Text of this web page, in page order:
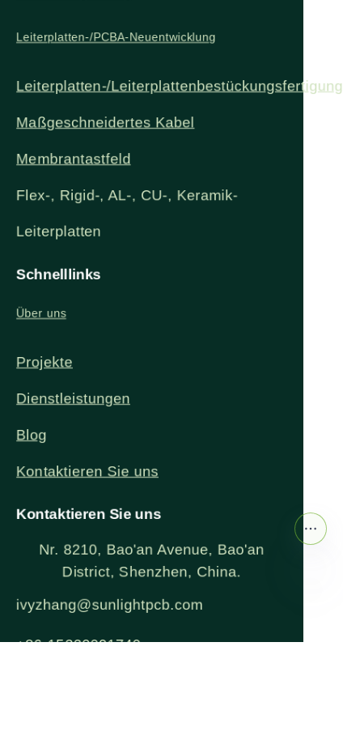
Leiterplatten-/PCBA-Neuentwicklung
Leiterplatten-/Leiterplattenbestückungsfertigung
Maßgeschneidertes Kabel
Membrantastfeld
Flex-, Rigid-, AL-, CU-, Keramik-
Leiterplatten
Schnelllinks
Über uns
Projekte
Dienstleistungen
Blog
Kontaktieren Sie uns
Kontaktieren Sie uns
Nr. 8210, Bao'an Avenue, Bao'an
District, Shenzhen, China.
ivyzhang@sunlightpcb.com
+86-15220091740
DE